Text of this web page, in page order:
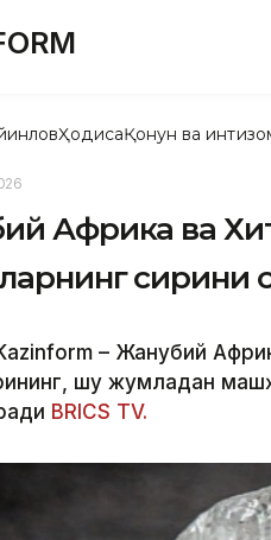
ҲодисаҚонун ва
Африка ва
сирини
– Жанубий
шу жумладан
BRICS TV.